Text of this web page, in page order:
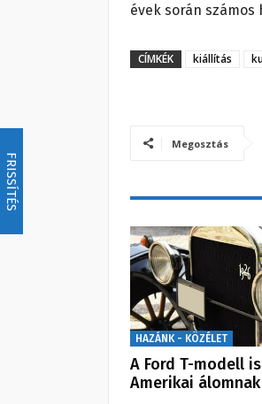
FRISSÍTÉS
évek során
CÍMKÉK kiállítás
Megosztás
HAZÁNK - KÖZÉLET
A Ford T-modell
Amerikai álomnak